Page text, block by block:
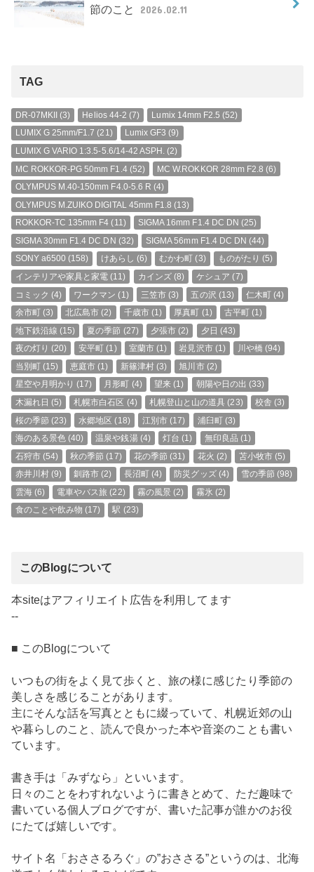
節のこと
2026.02.11
TAG
DR-07MKII(3) Helios 44-2 (7) Lumix 14mm F2.5 (52)
LUMIX G 25mm/F1.7 (21) Lumix GF3 (9)
LUMIX G VARIO 1:3.5-5.6/14-42 ASPH. (2)
MC ROKKOR-PG 50mm F1.4(52) MC W.ROKKOR 28mm F2.8 (6)
OLYMPUS M.40-150mm F4.0-5.6 R (4)
OLYMPUS M.ZUIKO DIGITAL 45mm F1.8 (13)
ROKKOR-TC 135mm F4 (11) SIGMA 16mm F1.4 DC DN (25)
SIGMA 30mm F1.4 DC DN (32) SIGMA 56mm F1.4 DC DN (44)
SONY a6500 (158) けあらし (6) むかわ町 (3) ものがたり (5)
インテリアや家具と家電 (11) カインズ(8) ケシュア (7)
コミック (4) ワークマン (1) 三笠市 (3) 五の沢 (13) 仁木町 (4)
余市町(3) 北広島市 (2) 千歳市(1) 厚真町 (1) 古平町 (1)
地下鉄沿線 (15) 夏の季節 (27) 夕張市 (2) 夕日 (43)
夜の灯り (20) 安平町 (1) 室蘭市(1) 岩見沢市(1) 川や橋 (94)
当別町(15) 恵庭市 (1) 新篠津村(3) 旭川市(2)
星空や月明かり (17) 月形町 (4) 望来 (1) 朝陽や日の出 (33)
木漏れ日 (5) 札幌市白石区 (4) 札幌登山と山の道具 (23) 校舎 (3)
桜の季節 (23) 水郷地区 (18) 江別市 (17) 浦臼町(3)
海のある景色(40) 温泉や銭湯(4) 灯台 (1) 無印良品 (1)
石狩市(54) 秋の季節 (17) 花の季節 (31) 花火 (2) 苫小牧市 (5)
赤井川村(9) 釧路市 (2) 長沼町(4) 防災グッズ(4) 雪の季節 (98)
雲海(6) 電車やバス旅 (22) 霧の風景 (2) 霧氷 (2)
食のことや飲み物 (17) 駅 (23)
このBlogについて
本siteはアフィリエイト広告を利用してます
--
■ このBlogについて
いつもの街をよく見て歩くと、旅の様に感じたり季節の
美しさを感じることがあります。
主にそんな話を写真とともに綴っていて、札幌近郊の山
や暮らしのこと、読んで良かった本や音楽のことも書い
ています。
書き手は「みずなら」といいます。
日々のことをわすれないように書きとめて、ただ趣味で
書いている個人ブログですが、書いた記事が誰かのお役
にたてば嬉しいです。
サイト名「おささるろぐ」の”おささる”というのは、北海